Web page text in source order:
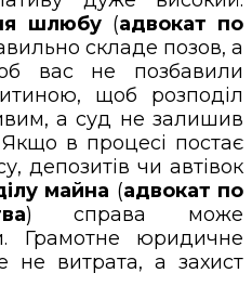
шлюбу(адвокат по
складе позов, а
вас не позбавили
щоб розподіл
а суд не залишив
в процесі постає
депозитів чи автівок
майна (адвокат по
) справа може
Грамотне юридичне
витрата, а захист